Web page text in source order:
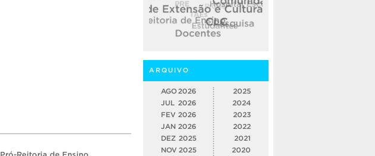
ARQUIVO
AGO 2026
JUL 2026
FEV 2026
JAN 2026
DEZ 2025
NOV 2025
2025
2024
2023
2022
2021
2020